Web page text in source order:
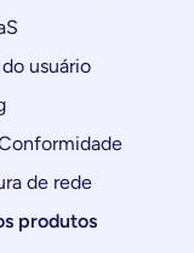
usuário
de rede
produtos